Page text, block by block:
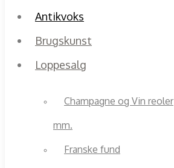
Antikvoks
Brugskunst
Loppesalg
Champagne og Vin reoler
mm.
Franske fund